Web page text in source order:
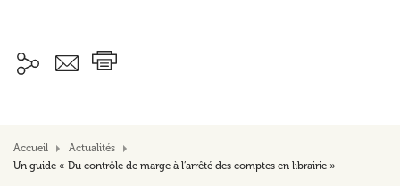
Accueil
Actualités
Un guide « Du contrôle de marge à l’arrêté des comptes en librairie »